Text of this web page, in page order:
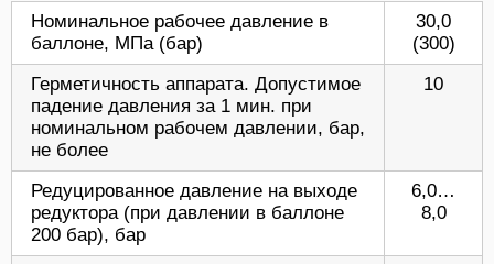
Номинальное рабочее давление в
баллоне, МПа (бар)
30,0
(300)
Герметичность аппарата. Допустимое
падение давления за 1 мин. при
номинальном рабочем давлении, бар,
не более
10
Редуцированное давление на выходе
редуктора (при давлении в баллоне
200 бар), бар
6,0…
8,0